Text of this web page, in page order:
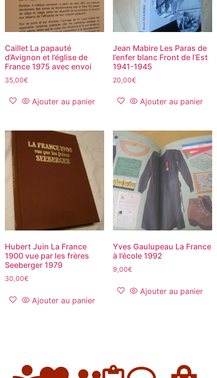
Caillet La papauté
d’Avignon et l’église de
France 1975 avec envoi
35,00€
Ajouter au panier
Jean Mabire Les Paras de
l’enfer blanc Front de l’Est
1941-1945
20,00€
Ajouter au panier
Hubert Juin La France
1900 vue par les frères
Seeberger 1979
30,00€
Ajouter au panier
Yves Gaulupeau La France
à l’école 1992
9,00€
Ajouter au panier